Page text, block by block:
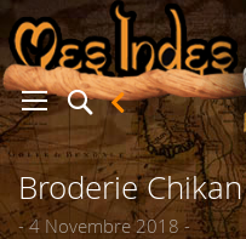
Broderie Chikan
- 4 Novembre 2018 -